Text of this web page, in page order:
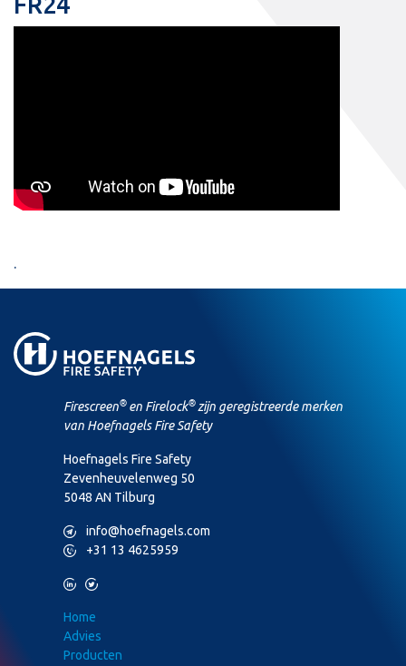
.
Firescreen® en Firelock®zijn geregistreerde merken
van Hoefnagels Fire Safety
Hoefnagels Fire Safety
Zevenheuvelenweg 50
5048 AN Tilburg
M info@hoefnagels.com
P +31 13 4625959
L T
Home
Advies
Producten